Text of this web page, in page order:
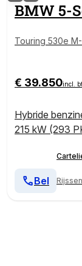
BMW 5-
Touring 530e
| Keyless |
aak | Electric
€ 39.850incl.
Hybride
215 kW (293
Rijssen
Bel